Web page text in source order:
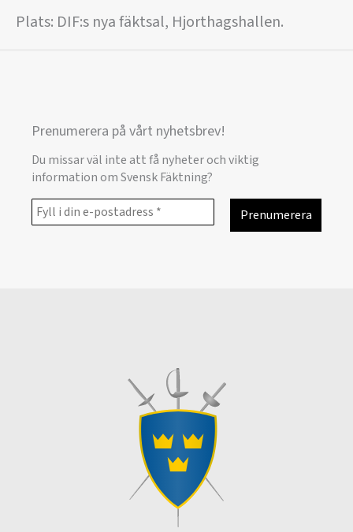
Plats: DIF:s nya fäktsal, Hjorthagshallen.
Prenumerera på vårt nyhetsbrev!
Du missar väl inte att få nyheter och viktig
information om Svensk Fäktning?